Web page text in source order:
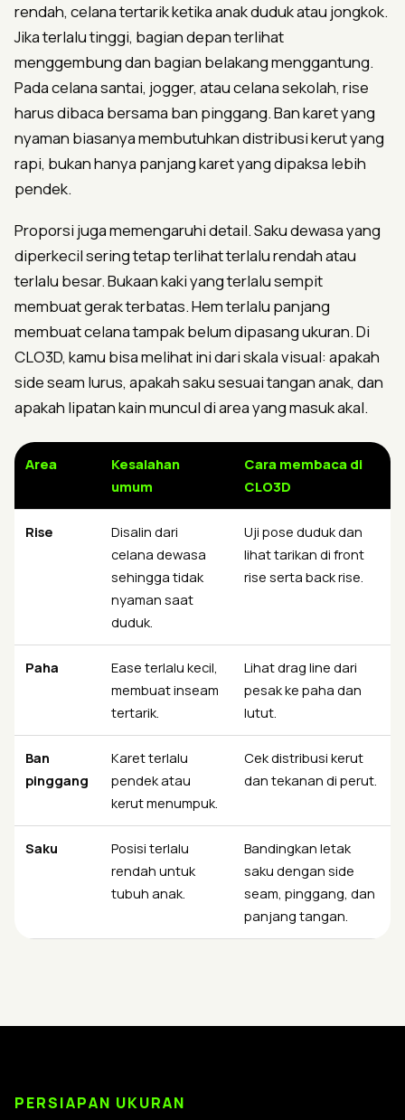
rendah, celana tertarik ketika anak duduk atau jongkok.
Jika terlalu tinggi, bagian depan terlihat
menggembung dan bagian belakang menggantung.
Pada celana santai, jogger, atau celana sekolah, rise
harus dibaca bersama ban pinggang. Ban karet yang
nyaman biasanya membutuhkan distribusi kerut yang
rapi, bukan hanya panjang karet yang dipaksa lebih
pendek.
Proporsi juga memengaruhi detail. Saku dewasa yang
diperkecil sering tetap terlihat terlalu rendah atau
terlalu besar. Bukaan kaki yang terlalu sempit
membuat gerak terbatas. Hem terlalu panjang
membuat celana tampak belum dipasang ukuran. Di
CLO3D, kamu bisa melihat ini dari skala visual: apakah
side seam lurus, apakah saku sesuai tangan anak, dan
apakah lipatan kain muncul di area yang masuk akal.
Area
Kesalahan
umum
Cara membaca di
CLO3D
Rise
Disalin dari
celana dewasa
sehingga tidak
nyaman saat
duduk.
Uji pose duduk dan
lihat tarikan di front
rise serta back rise.
Paha
Ease terlalu kecil,
membuat inseam
tertarik.
Lihat drag line dari
pesak ke paha dan
lutut.
Ban
pinggang
Karet terlalu
pendek atau
kerut menumpuk.
Cek distribusi kerut
dan tekanan di perut.
Saku
Posisi terlalu
rendah untuk
tubuh anak.
Bandingkan letak
saku dengan side
seam, pinggang, dan
panjang tangan.
PERSIAPAN UKURAN